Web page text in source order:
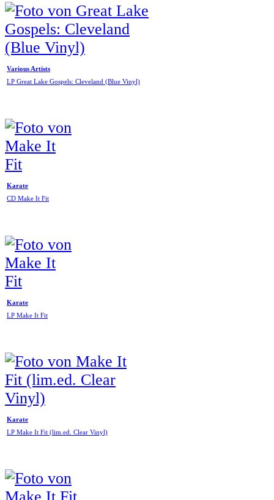
Various Artists
LP Great Lake Gospels: Cleveland (Blue Vinyl)
Karate
CD Make It Fit
Karate
LP Make It Fit
Karate
LP Make It Fit (lim.ed. Clear Vinyl)